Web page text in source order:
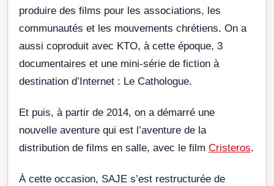
produire des films pour les associations, les
communautés et les mouvements chrétiens. On a
aussi coproduit avec KTO, à cette époque, 3
documentaires et une mini-série de fiction à
destination d’Internet : Le Cathologue.
Et puis, à partir de 2014, on a démarré une
nouvelle aventure qui est l’aventure de la
distribution de films en salle, avec le film Cristeros.
À cette occasion, SAJE s’est restructurée de